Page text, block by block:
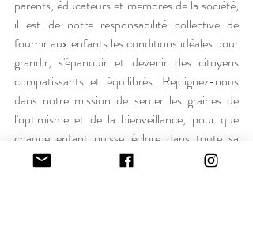
parents, éducateurs et membres de la société,
il est de notre responsabilité collective de
fournir aux enfants les conditions idéales pour
grandir, s'épanouir et devenir des citoyens
compatissants et équilibrés. Rejoignez-nous
dans notre mission de semer les graines de
l'optimisme et de la bienveillance, pour que
chaque enfant puisse éclore dans toute sa
splendeur.